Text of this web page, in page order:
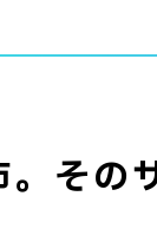
その